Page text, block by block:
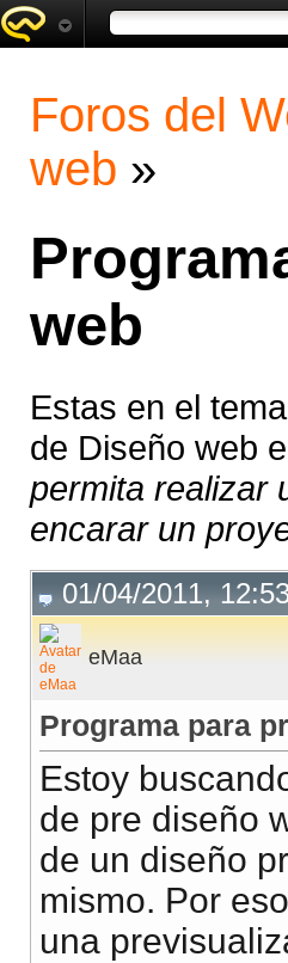
Foros del
web »
web
Estas en el
de Diseño web
permita realizar
encarar un
01/04/2011,
eMaa
Programa para
Estoy
de pre diseño
de un diseño
mismo. Por
una